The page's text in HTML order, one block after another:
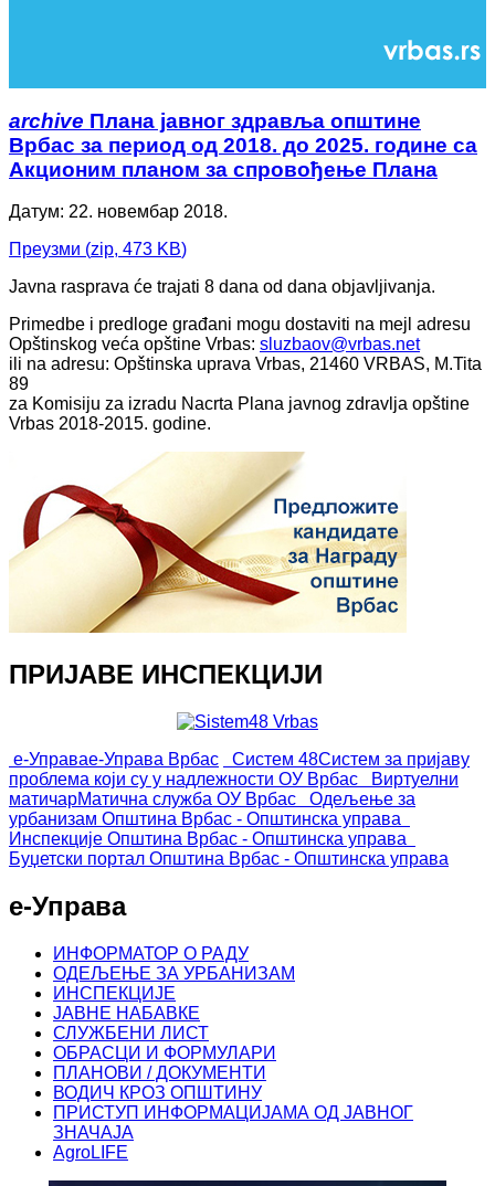
archive Плана јавног здравља општине
Врбас за период од 2018. до 2025. године са
Акционим планом за спровођење Плана
Датум: 22. новембар 2018.
Преузми (zip, 473 KB)
Javna rasprava će trajati 8 dana od dana objavljivanja.
Primedbe i predloge građani mogu dostaviti na mejl adresu
Opštinskog veća opštine Vrbas: sluzbaov@vrbas.net
ili na adresu: Opštinska uprava Vrbas, 21460 VRBAS, M.Tita
89
za Komisiju za izradu Nacrta Plana javnog zdravlja opštine
Vrbas 2018-2015. godine.
ПРИЈАВЕ ИНСПЕКЦИЈИ
е-Управае-Управа Врбас Систем 48Систем за пријаву
проблема који су у надлежности ОУ Врбас
Виртуелни
матичарМатична служба ОУ Врбас
Одељење за
урбанизам Општина Врбас - Општинска управа
Инспекције Општина Врбас - Општинска управа
Буџетски портал Општина Врбас - Општинска управа
е-Управа
ИНФОРМАТОР О РАДУ
ОДЕЉЕЊЕ ЗА УРБАНИЗАМ
ИНСПЕКЦИЈЕ
ЈАВНЕ НАБАВКЕ
СЛУЖБЕНИ ЛИСТ
ОБРАСЦИ И ФОРМУЛАРИ
ПЛАНОВИ / ДОКУМЕНТИ
ВОДИЧ КРОЗ ОПШТИНУ
ПРИСТУП ИНФОРМАЦИЈАМА ОД ЈАВНОГ
ЗНАЧАЈА
AgroLIFE